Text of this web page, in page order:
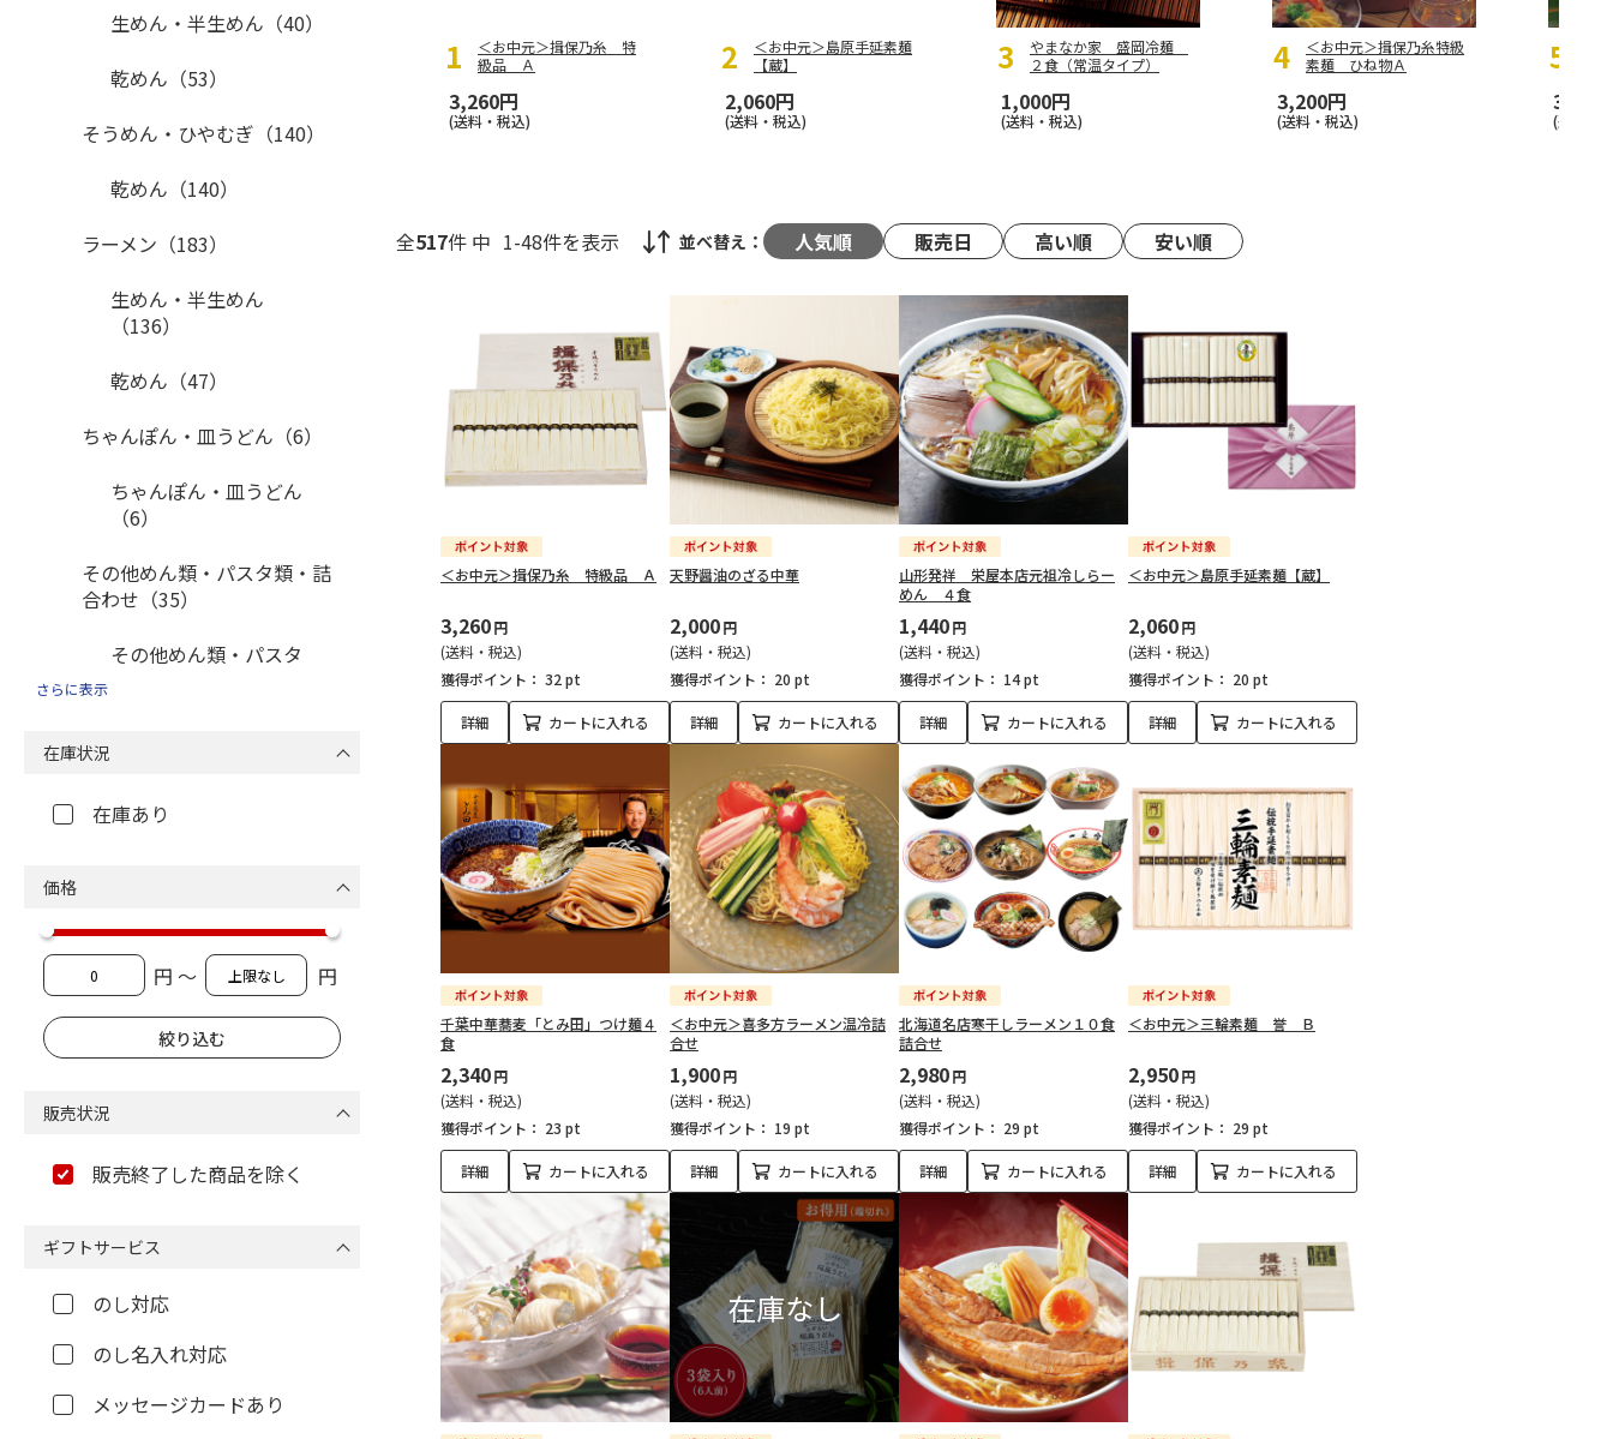
＜お中元＞揖保乃糸 特
級品 Ａ
3,260円
(送料・税込)
＜お中元＞島原手延素麺
【蔵】
2,060円
(送料・税込)
やまなか家 盛岡冷麺
２食（常温タイプ）
1,000円
(送料・税込)
＜お中元＞揖保乃糸特級
素麺 ひね物Ａ
3,200円
(送料・税込)
3,480
(送料・
全517件 中 1-48件を表示 並べ替え： 人気順 販売日 高い順 安い順
＜お中元＞揖保乃糸 特級品 Ａ
3,260円
(送料・税込)
獲得ポイント： 32 pt
詳細 カートに入れる
天野醤油のざる中華
2,000円
(送料・税込)
獲得ポイント： 20 pt
詳細 カートに入れる
山形発祥 栄屋本店元祖冷しらー
めん ４食
1,440円
(送料・税込)
獲得ポイント： 14 pt
詳細 カートに入れる
＜お中元＞島原手延素麺【蔵】
2,060円
(送料・税込)
獲得ポイント： 20 pt
詳細 カートに入れる
千葉中華蕎麦「とみ田」つけ麺４
食
2,340円
(送料・税込)
獲得ポイント： 23 pt
詳細 カートに入れる
＜お中元＞喜多方ラーメン温冷詰
合せ
1,900円
(送料・税込)
獲得ポイント： 19 pt
詳細 カートに入れる
北海道名店寒干しラーメン１０食
詰合せ
2,980円
(送料・税込)
獲得ポイント： 29 pt
詳細 カートに入れる
＜お中元＞三輪素麺 誉 Ｂ
2,950円
(送料・税込)
獲得ポイント： 29 pt
詳細 カートに入れる
生めん・半生めん（40）
乾めん（53）
そうめん・ひやむぎ（140）
乾めん（140）
ラーメン（183）
生めん・半生めん
（136）
乾めん（47）
ちゃんぽん・皿うどん（6）
ちゃんぽん・皿うどん
（6）
その他めん類・パスタ類・詰
合わせ（35）
その他めん類・パスタ
さらに表示
在庫状況
在庫あり
価格
円 ～ 円
販売状況
販売終了した商品を除く
ギフトサービス
のし対応
のし名入れ対応
メッセージカードあり